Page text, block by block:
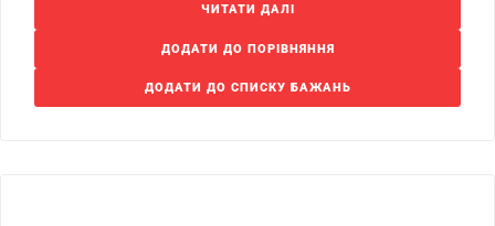
ЧИТАТИ ДАЛІ
ДОДАТИ ДО ПОРІВНЯННЯ
ДОДАТИ ДО СПИСКУ БАЖАНЬ